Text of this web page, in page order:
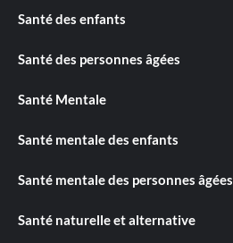
Santé des enfants
Santé des personnes âgées
Santé Mentale
Santé mentale des enfants
Santé mentale des personnes âgées
Santé naturelle et alternative